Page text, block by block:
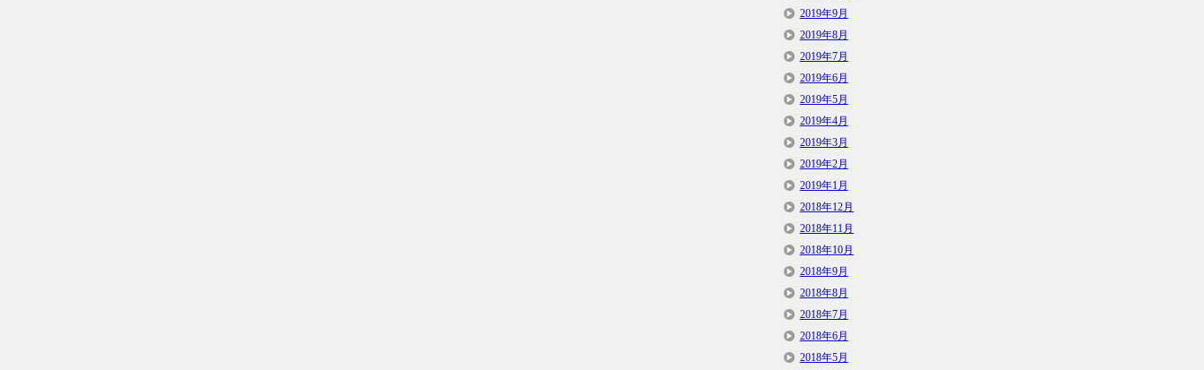
2019年9月
2019年8月
2019年7月
2019年6月
2019年5月
2019年4月
2019年3月
2019年2月
2019年1月
2018年12月
2018年11月
2018年10月
2018年9月
2018年8月
2018年7月
2018年6月
2018年5月